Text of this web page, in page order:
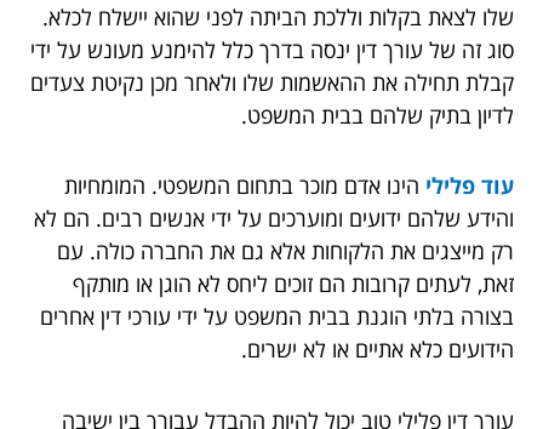
שלו לצאת בקלות וללכת הביתה לפני שהוא יישלח לכלא.
סוג זה של עורך דין ינסה בדרך כלל להימנע מעונש על ידי
קבלת תחילה את ההאשמות שלו ולאחר מכן נקיטת צעדים
לדיון בתיק שלהם בבית המשפט.
עוד פלילי הינו אדם מוכר בתחום המשפטי. המומחיות
והידע שלהם ידועים ומוערכים על ידי אנשים רבים. הם לא
רק מייצגים את הלקוחות אלא גם את החברה כולה. עם
זאת, לעתים קרובות הם זוכים ליחס לא הוגן או מותקף
בצורה בלתי הוגנת בבית המשפט על ידי עורכי דין אחרים
הידועים כלא אתיים או לא ישרים.
עורך דין פלילי טוב יכול להיות ההבדל עבורך בין ישיבה